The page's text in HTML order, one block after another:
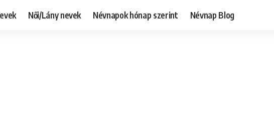
Női/Lány nevek Névnapok hónap szerint Névnap Blog